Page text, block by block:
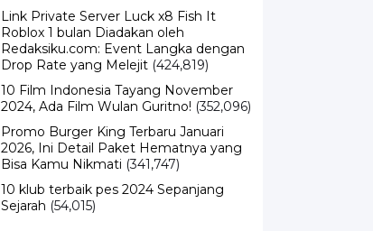
Link Private Server Luck x8 Fish It
Roblox 1 bulan Diadakan oleh
Redaksiku.com: Event Langka dengan
Drop Rate yang Melejit (424,819)
10 Film Indonesia Tayang November
2024, Ada Film Wulan Guritno! (352,096)
Promo Burger King Terbaru Januari
2026, Ini Detail Paket Hematnya yang
Bisa Kamu Nikmati (341,747)
10 klub terbaik pes 2024 Sepanjang
Sejarah (54,015)